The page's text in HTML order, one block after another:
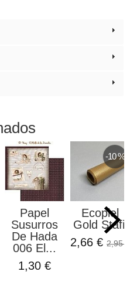
Papel
Susurros
De Hada
006 El...
1,30 €
-10 %
Ecopiel
Gold Stafil
2,66 € 2,95 €